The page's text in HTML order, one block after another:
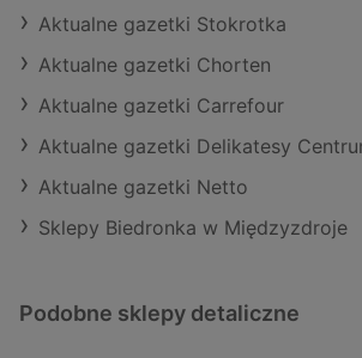
Aktualne gazetki Stokrotka
Aktualne gazetki Chorten
Aktualne gazetki Carrefour
Aktualne gazetki Delikatesy
Aktualne gazetki Netto
Sklepy Biedronka w Międzyzdroje
Podobne sklepy detaliczne